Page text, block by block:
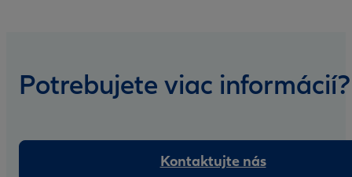
Potrebujete viac informácií?
Kontaktujte nás